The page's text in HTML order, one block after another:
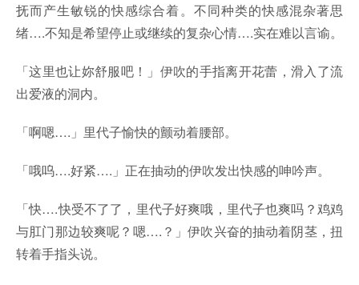
抚而产生敏锐的快感综合着。不同种类的快感混杂著思
绪….不知是希望停止或继续的复杂心情….实在难以言谕。
「这里也让妳舒服吧！」伊吹的手指离开花蕾，滑入了流
出爱液的洞内。
「啊嗯….」里代子愉快的颤动着腰部。
「哦呜….好紧….」正在抽动的伊吹发出快感的呻吟声。
「快….快受不了了，里代子好爽哦，里代子也爽吗？鸡鸡
与肛门那边较爽呢？嗯….？」伊吹兴奋的抽动着阴茎，扭
转着手指头说。